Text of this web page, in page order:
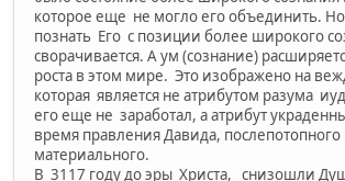
которое еще не могло его объединить.
познать Его с позиции более широкого
сворачивается. А ум (сознание)
роста в этом мире. Это изображено на
которая является не атрибутом разума
его еще не заработал, а атрибут
время правления Давида,
материального.
В 3117 году до эры Христа, снизошли